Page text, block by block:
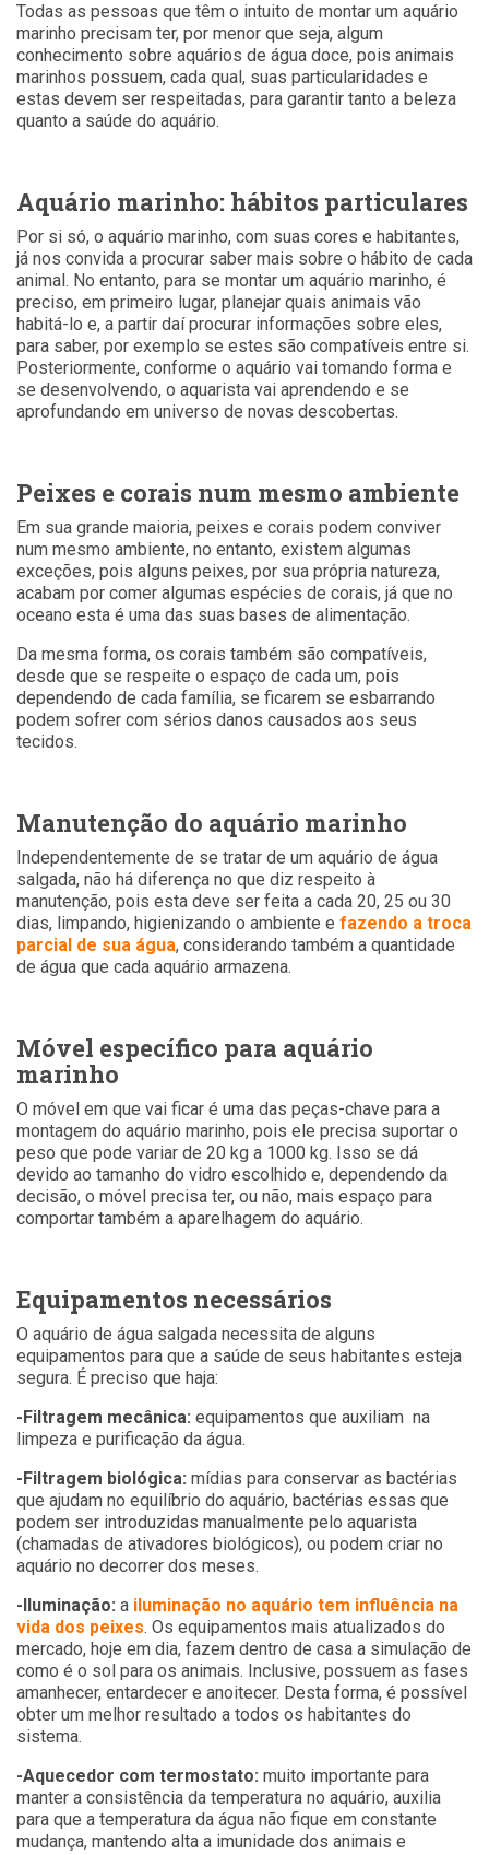
Todas as pessoas que têm o intuito de montar um aquário
marinho precisam ter, por menor que seja, algum
conhecimento sobre aquários de água doce, pois animais
marinhos possuem, cada qual, suas particularidades e
estas devem ser respeitadas, para garantir tanto a beleza
quanto a saúde do aquário.
Aquário marinho: hábitos particulares
Por si só, o aquário marinho, com suas cores e habitantes,
já nos convida a procurar saber mais sobre o hábito de cada
animal. No entanto, para se montar um aquário marinho, é
preciso, em primeiro lugar, planejar quais animais vão
habitá-lo e, a partir daí procurar informações sobre eles,
para saber, por exemplo se estes são compatíveis entre si.
Posteriormente, conforme o aquário vai tomando forma e
se desenvolvendo, o aquarista vai aprendendo e se
aprofundando em universo de novas descobertas.
Peixes e corais num mesmo ambiente
Em sua grande maioria, peixes e corais podem conviver
num mesmo ambiente, no entanto, existem algumas
exceções, pois alguns peixes, por sua própria natureza,
acabam por comer algumas espécies de corais, já que no
oceano esta é uma das suas bases de alimentação.
Da mesma forma, os corais também são compatíveis,
desde que se respeite o espaço de cada um, pois
dependendo de cada família, se ficarem se esbarrando
podem sofrer com sérios danos causados aos seus
tecidos.
Manutenção do aquário marinho
Independentemente de se tratar de um aquário de água
salgada, não há diferença no que diz respeito à
manutenção, pois esta deve ser feita a cada 20, 25 ou 30
dias, limpando, higienizando o ambiente e fazendo a troca
parcial de sua água, considerando também a quantidade
de água que cada aquário armazena.
Móvel específico para aquário
marinho
O móvel em que vai ficar é uma das peças-chave para a
montagem do aquário marinho, pois ele precisa suportar o
peso que pode variar de 20 kg a 1000 kg. Isso se dá
devido ao tamanho do vidro escolhido e, dependendo da
decisão, o móvel precisa ter, ou não, mais espaço para
comportar também a aparelhagem do aquário.
Equipamentos necessários
O aquário de água salgada necessita de alguns
equipamentos para que a saúde de seus habitantes esteja
segura. É preciso que haja:
-Filtragem mecânica: equipamentos que auxiliam na
limpeza e purificação da água.
-Filtragem biológica: mídias para conservar as bactérias
que ajudam no equilíbrio do aquário, bactérias essas que
podem ser introduzidas manualmente pelo aquarista
(chamadas de ativadores biológicos), ou podem criar no
aquário no decorrer dos meses.
-Iluminação: a iluminação no aquário tem influência na
vida dos peixes. Os equipamentos mais atualizados do
mercado, hoje em dia, fazem dentro de casa a simulação de
como é o sol para os animais. Inclusive, possuem as fases
amanhecer, entardecer e anoitecer. Desta forma, é possível
obter um melhor resultado a todos os habitantes do
sistema.
-Aquecedor com termostato: muito importante para
manter a consistência da temperatura no aquário, auxilia
para que a temperatura da água não fique em constante
mudança, mantendo alta a imunidade dos animais e